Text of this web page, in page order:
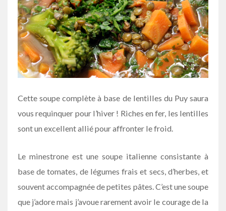
Cette soupe complète à base de lentilles du Puy saura
vous requinquer pour l’hiver ! Riches en fer, les lentilles
sont un excellent allié pour affronter le froid.
Le minestrone est une soupe italienne consistante à
base de tomates, de légumes frais et secs, d’herbes, et
souvent accompagnée de petites pâtes. C’est une soupe
que j’adore mais j’avoue rarement avoir le courage de la